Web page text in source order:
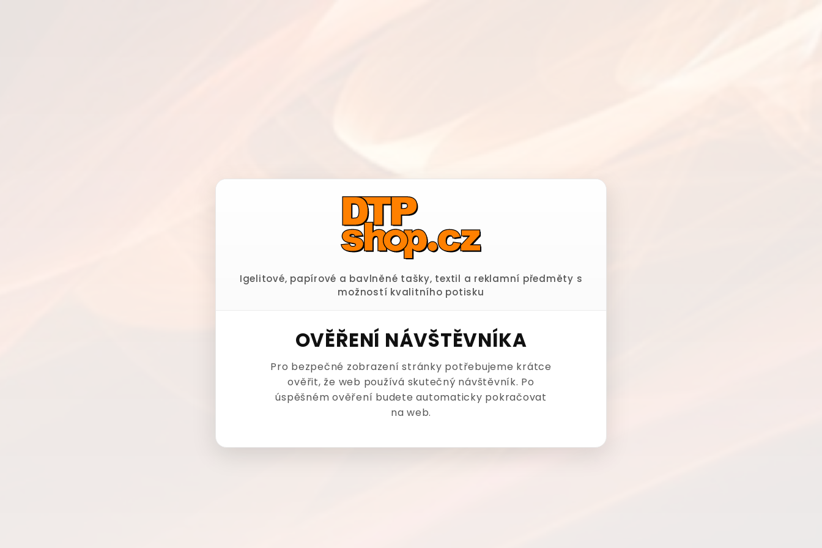
Igelitové, papírové a bavlněné tašky, textil a reklamní předměty s
možností kvalitního potisku
OVĚŘENÍ NÁVŠTĚVNÍKA
Pro bezpečné zobrazení stránky potřebujeme krátce
ověřit, že web používá skutečný návštěvník. Po
úspěšném ověření budete automaticky pokračovat
na web.